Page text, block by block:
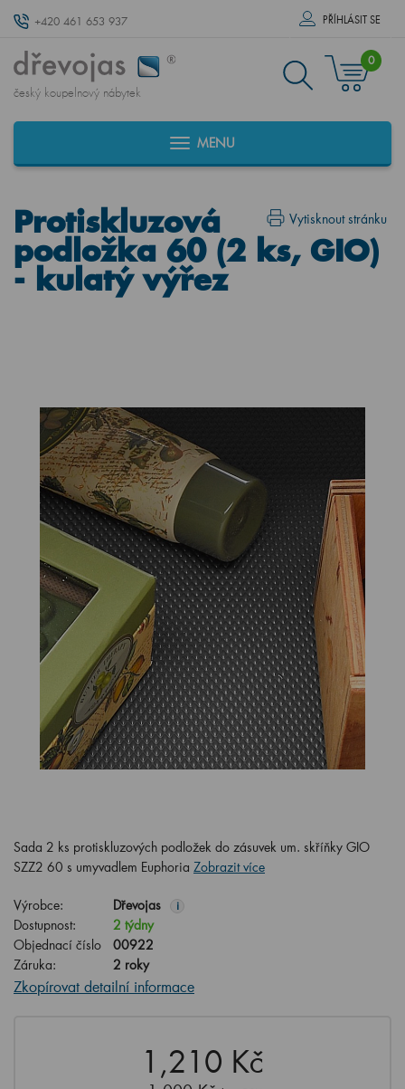
+420 461 653 937 PŘÍHLÁSIT SE
český koupelnový nábytek
0
MENU
Vytisknout stránku
Protiskluzová
podložka 60 (2 ks, GIO)
- kulatý výřez
Sada 2 ks protiskluzových podložek do zásuvek um. skříňky GIO
SZZ2 60 s umyvadlem Euphoria Zobrazit více
Výrobce: Dřevojas i
Dostupnost:
2 týdny
Objednací číslo
00922
Záruka:
2 roky
Zkopírovat detailní informace
1,210 Kč